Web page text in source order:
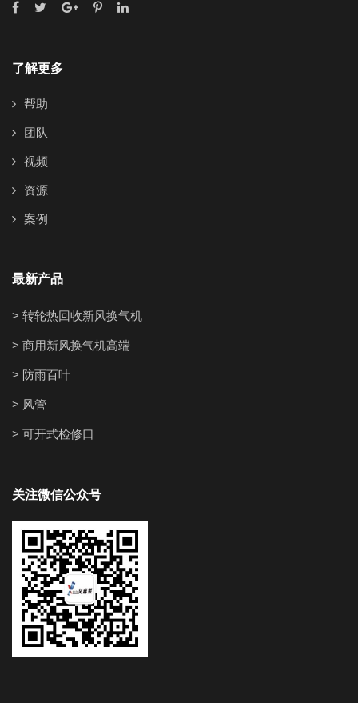
了解更多
帮助
团队
视频
资源
案例
最新产品
> 转轮热回收新风换气机
> 商用新风换气机高端
> 防雨百叶
> 风管
> 可开式检修口
关注微信公众号